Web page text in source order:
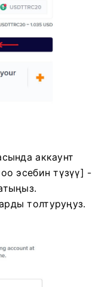
аккаунт
эсебин түзүү] -
толтуруңуз.